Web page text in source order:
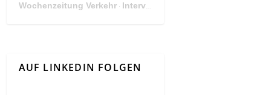
Wochenzeitung Verkehr· Interview Mit Andreas Matthä, CEO der ÖBB Holding
AUF LINKEDIN FOLGEN